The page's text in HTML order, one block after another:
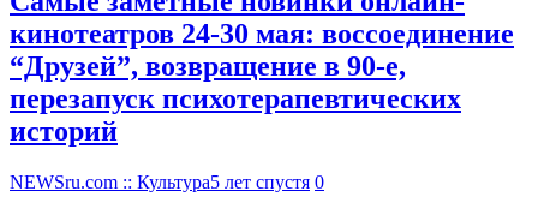
кинотеатров 24-30 мая: воссоединение
“Друзей”, возвращение в 90-е,
перезапуск психотерапевтических
историй
NEWSru.com :: Культура5 лет спустя 0